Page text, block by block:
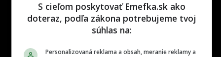
One time najzábavnejšie miesto na
najzabávnejšie miesto na svete
S cieľom poskytovať Emefka.sk ako
doteraz, podľa zákona potrebujeme tvoj
súhlas na:
Personalizovaná reklama a obsah, meranie reklamy a